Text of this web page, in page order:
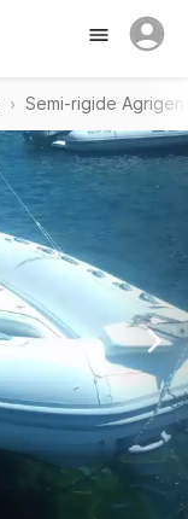
Semi-rigide